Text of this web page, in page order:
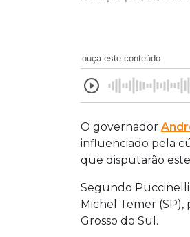
ouça este conteúdo
O governador
influenciado pela
que disputarão
Segundo
Michel Temer (SP),
Grosso do Sul.